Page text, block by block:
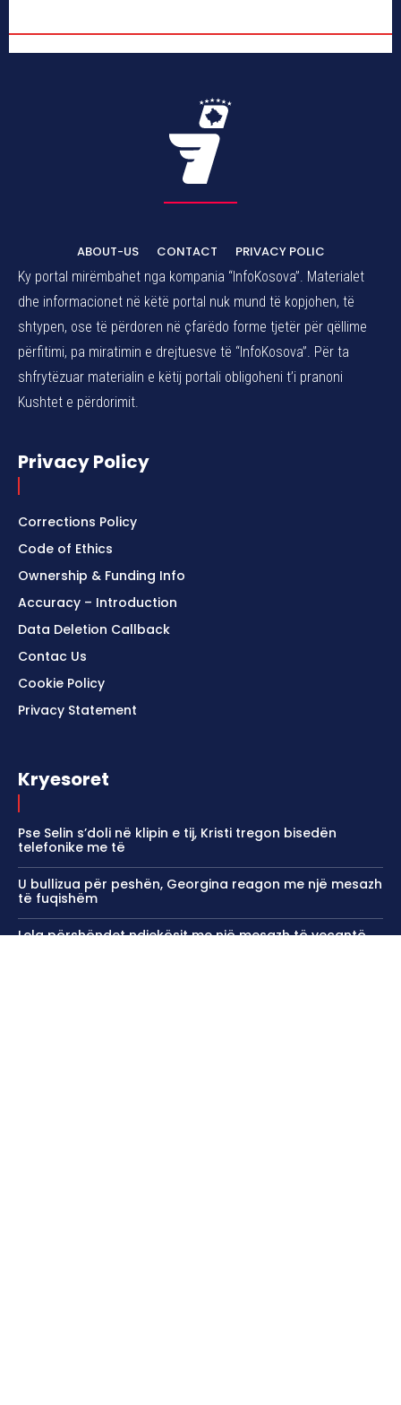
ABOUT-US CONTACT
PRIVACY POLIC
Ky portal mirëmbahet nga kompania “InfoKosova”. Materialet
dhe informacionet në këtë portal nuk mund të kopjohen, të
shtypen, ose të përdoren në çfarëdo forme tjetër për qëllime
përfitimi, pa miratimin e drejtuesve të “InfoKosova”. Për ta
shfrytëzuar materialin e këtij portali obligoheni t’i pranoni
Kushtet e përdorimit.
Privacy Policy
Corrections Policy
Code of Ethics
Ownership & Funding Info
Accuracy – Introduction
Data Deletion Callback
Contac Us
Cookie Policy
Privacy Statement
Kryesoret
Pse Selin s’doli në klipin e tij, Kristi tregon bisedën
telefonike me të
U bullizua për peshën, Georgina reagon me një mesazh
të fuqishëm
Lela përshëndet ndjekësit me një mesazh të veçantë